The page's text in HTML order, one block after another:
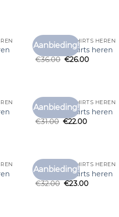
Aanbieding!
Toevoegen
aan
ALAN RED T SHIRTS HEREN
alan red t shirts heren
€36.00 €26.00
Aanbieding!
Toevoegen
aan
ALAN RED T SHIRTS HEREN
alan red t shirts heren
€31.00 €22.00
Aanbieding!
Toevoegen
aan
ALAN RED T SHIRTS HEREN
alan red t shirts heren
€32.00 €23.00